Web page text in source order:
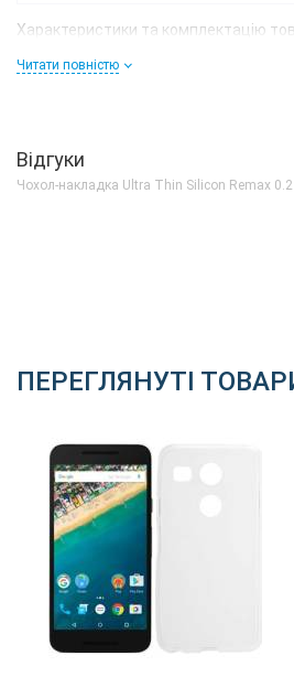
Характеристики та комплектацію
Читати повністю
Відгуки
Чохол-накладка Ultra Thin Silicon Remax
ПЕРЕГЛЯНУТІ